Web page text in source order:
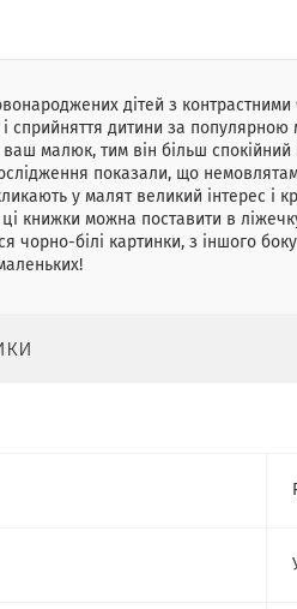
дітей з
і сприйняття дитини за
ваш малюк, тим він більш
показали, що
у малят великий інтерес і
ці книжки можна поставити в
чорно-білі картинки, з іншого